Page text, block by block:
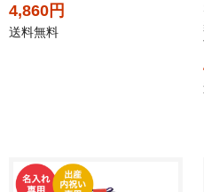
4,860円
送料無料